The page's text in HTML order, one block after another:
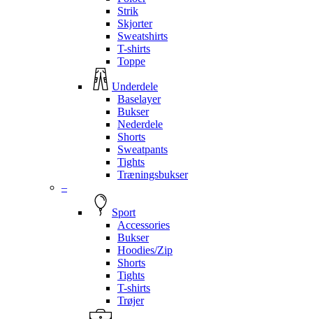
Strik
Skjorter
Sweatshirts
T-shirts
Toppe
Underdele
Baselayer
Bukser
Nederdele
Shorts
Sweatpants
Tights
Træningsbukser
–
Sport
Accessories
Bukser
Hoodies/Zip
Shorts
Tights
T-shirts
Trøjer